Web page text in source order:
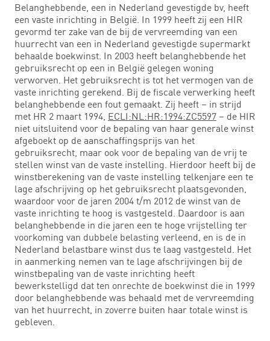
Belanghebbende, een in Nederland gevestigde bv, heeft
een vaste inrichting in België. In 1999 heeft zij een HIR
gevormd ter zake van de bij de vervreemding van een
huurrecht van een in Nederland gevestigde supermarkt
behaalde boekwinst. In 2003 heeft belanghebbende het
gebruiksrecht op een in België gelegen woning
verworven. Het gebruiksrecht is tot het vermogen van de
vaste inrichting gerekend. Bij de fiscale verwerking heeft
belanghebbende een fout gemaakt. Zij heeft – in strijd
met HR 2 maart 1994, ECLI:NL:HR:1994:ZC5597 – de HIR
niet uitsluitend voor de bepaling van haar generale winst
afgeboekt op de aanschaffingsprijs van het
gebruiksrecht, maar ook voor de bepaling van de vrij te
stellen winst van de vaste instelling. Hierdoor heeft bij de
winstberekening van de vaste instelling telkenjare een te
lage afschrijving op het gebruiksrecht plaatsgevonden,
waardoor voor de jaren 2004 t/m 2012 de winst van de
vaste inrichting te hoog is vastgesteld. Daardoor is aan
belanghebbende in die jaren een te hoge vrijstelling ter
voorkoming van dubbele belasting verleend, en is de in
Nederland belastbare winst dus te laag vastgesteld. Het
in aanmerking nemen van te lage afschrijvingen bij de
winstbepaling van de vaste inrichting heeft
bewerkstelligd dat ten onrechte de boekwinst die in 1999
door belanghebbende was behaald met de vervreemding
van het huurrecht, in zoverre buiten haar totale winst is
gebleven.